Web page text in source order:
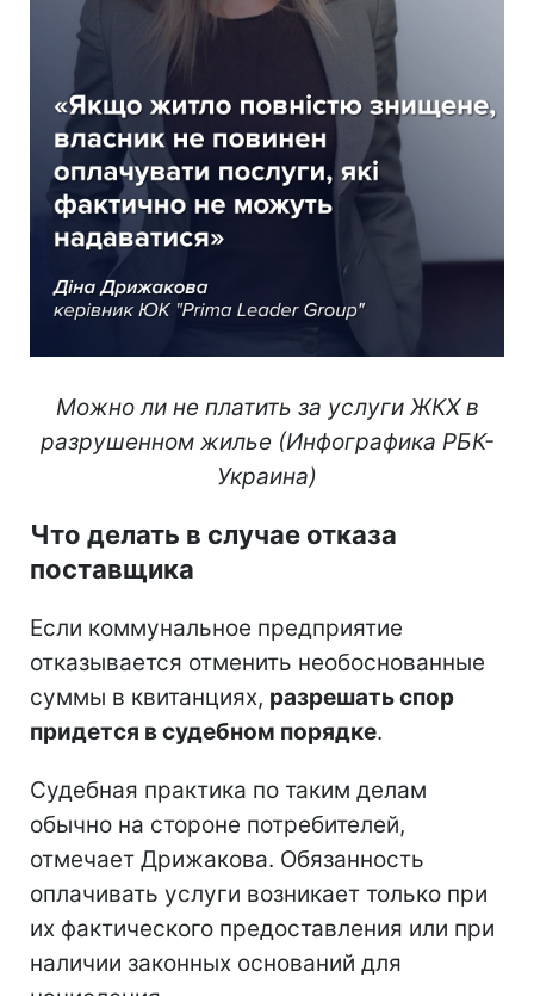
Можно ли не платить за услуги ЖКХ в
разрушенном жилье (Инфографика РБК-
Украина)​​​​​​​
Что делать в случае отказа
поставщика
Если коммунальное предприятие
отказывается отменить необоснованные
суммы в квитанциях, разрешать спор
придется в судебном порядке.
Судебная практика по таким делам
обычно на стороне потребителей,
отмечает Дрижакова. Обязанность
оплачивать услуги возникает только при
их фактического предоставления или при
наличии законных оснований для